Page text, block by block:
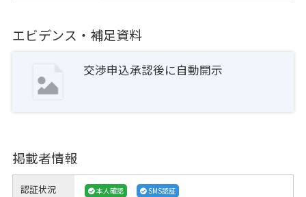
エビデンス・補足資料
交渉申込承認後に自動開示
掲載者情報
認証状況 本人確認
SMS認証